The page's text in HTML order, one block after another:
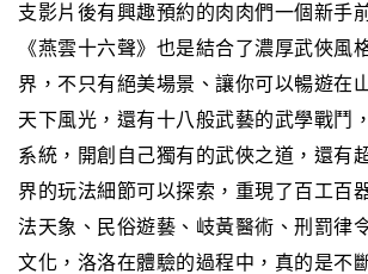
支影片後有興趣預約的肉肉們一個新手
《燕雲十六聲》也是結合了濃厚武俠風
界，不只有絕美場景、讓你可以暢遊在
天下風光，還有十八般武藝的武學戰鬥
系統，開創自己獨有的武俠之道，還有
界的玩法細節可以探索，重現了百工百
法天象、民俗遊藝、岐黃醫術、刑罰律
文化，洛洛在體驗的過程中，真的是不